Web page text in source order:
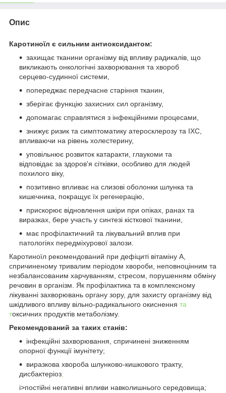
Опис
Каротиноїл є сильним антиоксидантом:
захищає тканини організму від впливу радикалів, що
викликають онкологічні захворювання та хвороб
серцево-судинної системи,
попереджає передчасне старіння тканин,
зберігає функцію захисних сил організму,
допомагає справлятися з інфекційними процесами,
знижує ризик та симптоматику атеросклерозу та ІХС,
впливаючи на рівень холестерину,
уповільнює розвиток катаракти, глаукоми та
відповідає за здоров'я сітківки, особливо для людей
похилого віку,
позитивно впливає на слизові оболонки шлунка та
кишечника, покращує їх регенерацію,
прискорює відновлення шкіри при опіках, ранах та
виразках, бере участь у синтезі кісткової тканини,
має профілактичний та лікувальний вплив при
патологіях передміхурової залози.
Каротиноїл рекомендований при дефіциті вітаміну А,
спричиненому тривалим періодом хвороби, неповноцінним та
незбалансованим харчуванням, стресом, порушенням обміну
речовин в організм. Як профілактика та в комплексному
лікуванні захворювань органу зору, для захисту організму від
шкідливого впливу вільно-радикального окиснення та
токсичних продуктів метаболізму.
Рекомендований за таких станів:
інфекційні захворювання, спричинені зниженням
опорної функції імунітету;
виразкова хвороба шлунково-кишкового тракту,
дисбактеріоз;
i>постійні негативні впливи навколишнього середовища;